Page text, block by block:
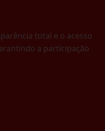
total e o acesso
a participação